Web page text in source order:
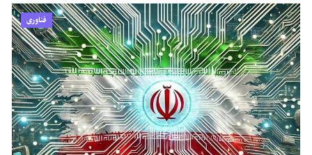
فناوری